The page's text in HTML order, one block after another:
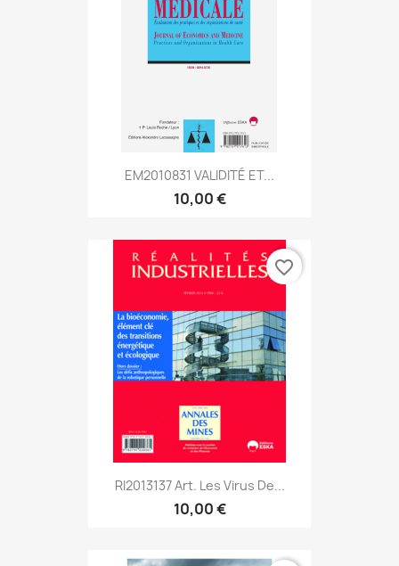
EM2010831 VALIDITÉ ET...
10,00 €
RI2013137 Art. Les Virus De...
10,00 €
favorite_border